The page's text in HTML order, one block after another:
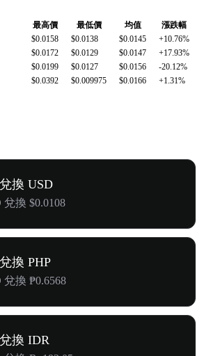
最高價 最低價 均值
漲跌幅
$0.0158 $0.0138 $0.0145
+10.76%
$0.0172 $0.0129 $0.0147
+17.93%
$0.0199 $0.0127 $0.0156
-20.12%
$0.0392 $0.009975 $0.0166 +1.31%
換 USD
兌換 $0.0108
換 PHP
兌換 ₱0.6568
換 IDR